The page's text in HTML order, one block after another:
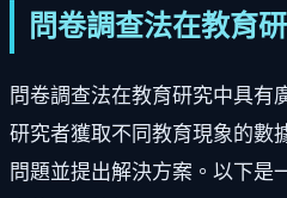
問卷調查法在教育
問卷調查法在教育研究中具有
研究者獲取不同教育現象的數
問題並提出解決方案。以下是